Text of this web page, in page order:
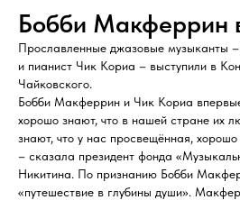
Бобби Макферрин
Прославленные джазовые музыканты
и пианист Чик Кориа – выступили в
Чайковского.
Бобби Макферрин и Чик Кориа
хорошо знают, что в нашей стране их
знают, что у нас просвещённая, хорошо
– сказала президент фонда
Никитина. По признанию Бобби
«путешествие в глубины души».